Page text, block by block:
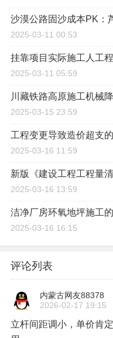
沙漠公路固沙成本PK：
2025-03-11 00:53
挂靠项目实际施工人工
2025-03-11 05:59
川藏铁路高原施工机械
2025-03-15 23:59
工程变更导致造价超支
2025-03-16 11:59
新版《建设工程工程量
2025-03-16 13:59
洁净厂房环氧地坪施工
2025-03-16 16:15
评论列表
内蒙古网友88378
2026-02-17 19:15
立杆间距调小，单价肯